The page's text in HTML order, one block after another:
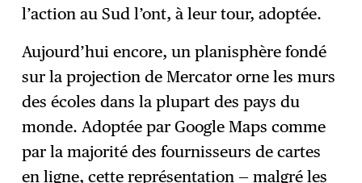
l’action au Sud l’ont, à leur tour, adoptée.
Aujourd’hui encore, un planisphère fondé
sur la projection de Mercator orne les murs
des écoles dans la plupart des pays du
monde. Adoptée par Google Maps comme
par la majorité des fournisseurs de cartes
en ligne, cette représentation — malgré les